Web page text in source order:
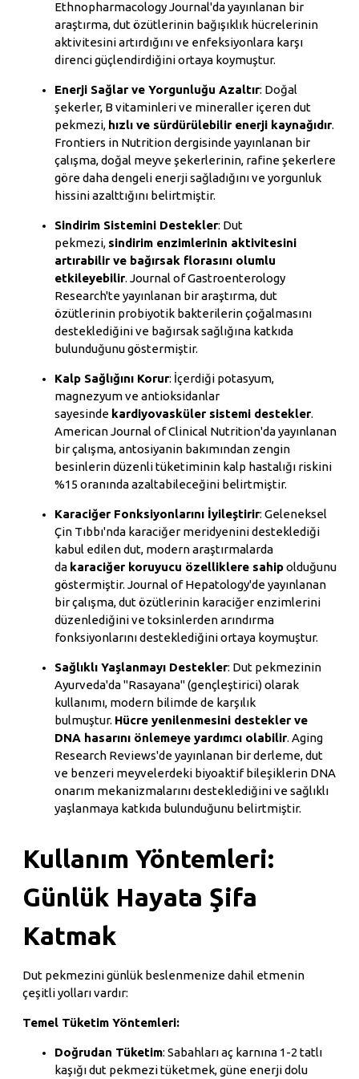
Ethnopharmacology Journal'da yayınlanan bir
araştırma, dut özütlerinin bağışıklık hücrelerinin
aktivitesini artırdığını ve enfeksiyonlara karşı
direnci güçlendirdiğini ortaya koymuştur.
Enerji Sağlar ve Yorgunluğu Azaltır: Doğal
şekerler, B vitaminleri ve mineraller içeren dut
pekmezi, hızlı ve sürdürülebilir enerji kaynağıdır.
Frontiers in Nutrition dergisinde yayınlanan bir
çalışma, doğal meyve şekerlerinin, rafine şekerlere
göre daha dengeli enerji sağladığını ve yorgunluk
hissini azalttığını belirtmiştir.
Sindirim Sistemini Destekler: Dut
pekmezi, sindirim enzimlerinin aktivitesini
artırabilir ve bağırsak florasını olumlu
etkileyebilir. Journal of Gastroenterology
Research'te yayınlanan bir araştırma, dut
özütlerinin probiyotik bakterilerin çoğalmasını
desteklediğini ve bağırsak sağlığına katkıda
bulunduğunu göstermiştir.
Kalp Sağlığını Korur: İçerdiği potasyum,
magnezyum ve antioksidanlar
sayesinde kardiyovasküler sistemi destekler.
American Journal of Clinical Nutrition'da yayınlanan
bir çalışma, antosiyanin bakımından zengin
besinlerin düzenli tüketiminin kalp hastalığı riskini
%15 oranında azaltabileceğini belirtmiştir.
Karaciğer Fonksiyonlarını İyileştirir: Geleneksel
Çin Tıbbı'nda karaciğer meridyenini desteklediği
kabul edilen dut, modern araştırmalarda
da karaciğer koruyucu özelliklere sahipolduğunu
göstermiştir. Journal of Hepatology'de yayınlanan
bir çalışma, dut özütlerinin karaciğer enzimlerini
düzenlediğini ve toksinlerden arındırma
fonksiyonlarını desteklediğini ortaya koymuştur.
Sağlıklı Yaşlanmayı Destekler: Dut pekmezinin
Ayurveda'da "Rasayana" (gençleştirici) olarak
kullanımı, modern bilimde de karşılık
bulmuştur. Hücre yenilenmesini destekler ve
DNA hasarını önlemeye yardımcı olabilir. Aging
Research Reviews'de yayınlanan bir derleme, dut
ve benzeri meyvelerdeki biyoaktif bileşiklerin DNA
onarım mekanizmalarını desteklediğini ve sağlıklı
yaşlanmaya katkıda bulunduğunu belirtmiştir.
Kullanım Yöntemleri:
Günlük Hayata Şifa
Katmak
Dut pekmezini günlük beslenmenize dahil etmenin
çeşitli yolları vardır:
Temel Tüketim Yöntemleri:
Doğrudan Tüketim: Sabahları aç karnına 1-2 tatlı
kaşığı dut pekmezi tüketmek, güne enerji dolu